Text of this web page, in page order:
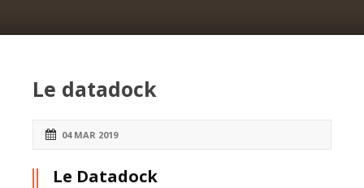
Le datadock
04 MAR 2019
Le Datadock